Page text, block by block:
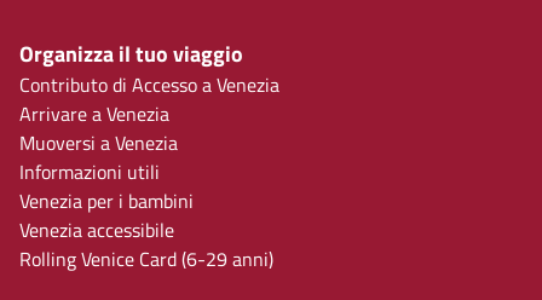
Organizza il tuo viaggio
Contributo di Accesso a Venezia
Arrivare a Venezia
Muoversi a Venezia
Informazioni utili
Venezia per i bambini
Venezia accessibile
Rolling Venice Card (6-29 anni)